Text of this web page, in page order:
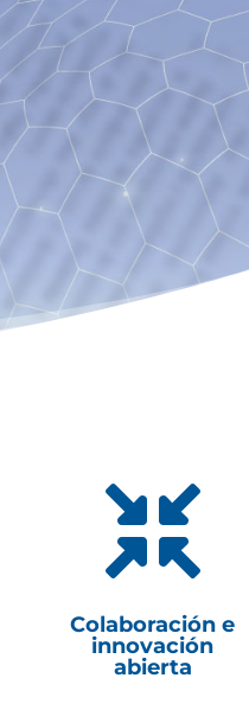

Colaboración e
innovación
abierta